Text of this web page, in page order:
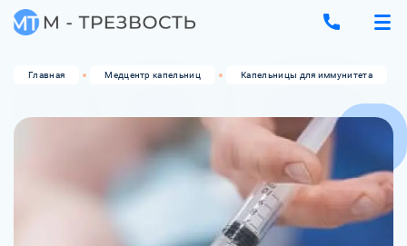
Главная Медцентр капельниц Капельницы для иммунитета